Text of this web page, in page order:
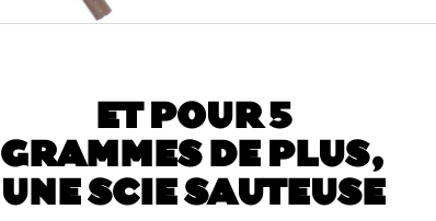
ET POUR 5
GRAMMES DE PLUS,
UNE SCIE SAUTEUSE